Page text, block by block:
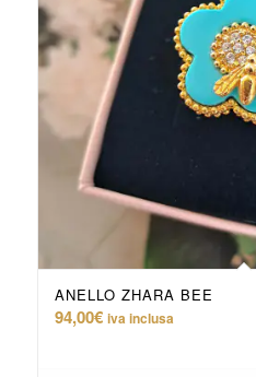
ANELLO ZHARA BEE
94,00€ iva inclusa